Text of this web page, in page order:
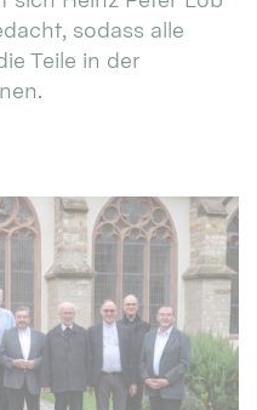
sodass alle
Teile in der